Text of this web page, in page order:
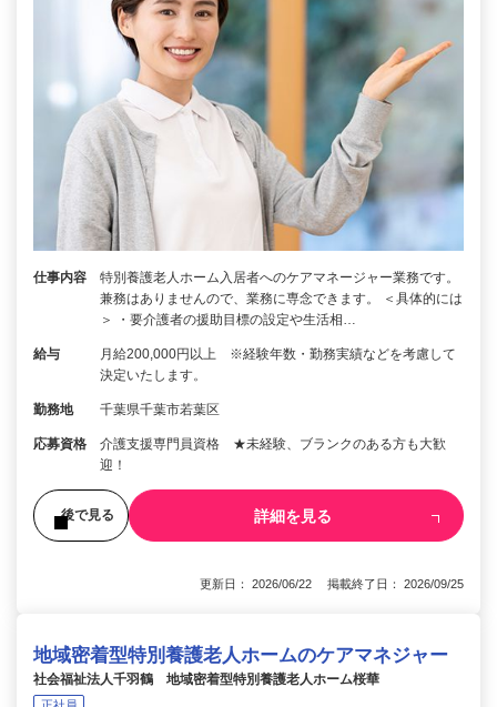
仕事内容
特別養護老人ホーム入居者へのケアマネージャー業務です。
兼務はありませんので、業務に専念できます。 ＜具体的には
＞ ・要介護者の援助目標の設定や生活相…
給与
月給200,000円以上 ※経験年数・勤務実績などを考慮して
決定いたします。
勤務地 千葉県千葉市若葉区
応募資格
介護支援専門員資格 ★未経験、ブランクのある方も大歓
迎！
後で見る 詳細を見る
更新日： 2026/06/22 掲載終了日： 2026/09/25
地域密着型特別養護老人ホームのケアマネジャー
社会福祉法人千羽鶴 地域密着型特別養護老人ホーム桜華
正社員